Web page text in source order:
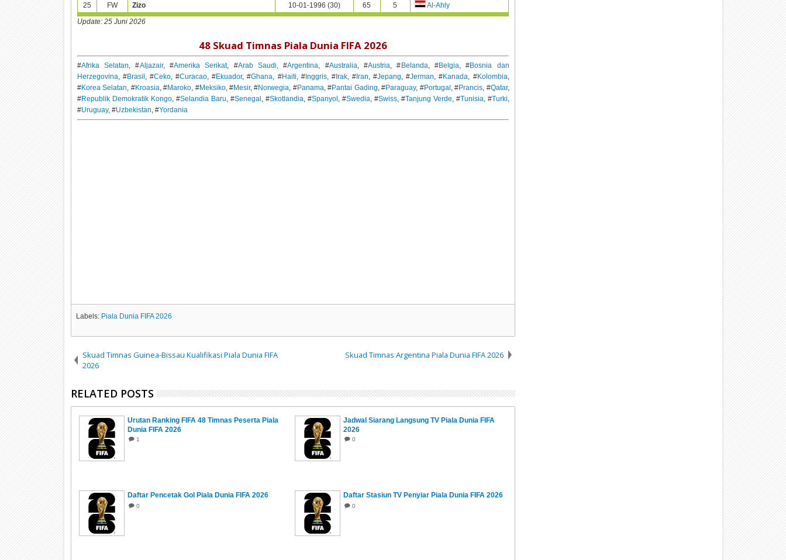
25
FW Zizo 10-01-1996 (30) 65 5
Al-Ahly
Update: 25 Juni 2026
48 Skuad Timnas Piala Dunia FIFA 2026
#Afrika Selatan , #Aljazair, #Amerika Serikat, #Arab Saudi , #Argentina , #Australia , #Austria , #Belanda , #Belgia , #Bosnia dan
Herzegovina , #Brasil , #Ceko , #Curacao , #Ekuador, #Ghana , #Haiti , #Inggris, #Irak, #Iran , #Jepang , #Jerman , #Kanada , #Kolombia
#Korea Selatan , #Kroasia , #Maroko , #Meksiko, #Mesir, #Norwegia , #Panama , #Pantai Gading , #Paraguay, #Portugal , #Prancis , #Qatar,
#Republik Demokratik Kongo, #Selandia Baru , #Senegal , #Skotlandia , #Spanyol , #Swedia , #Swiss, #Tanjung Verde , #Tunisia , #Turki
#Uruguay, #Uzbekistan , #Yordania
Labels: Piala Dunia FIFA 2026
Skuad Timnas Guinea-Bissau Kualifikasi Piala Dunia FIFA
2026
Skuad Timnas Argentina Piala Dunia FIFA 2026
RELATED POSTS
Urutan Ranking FIFA 48 Timnas Peserta Piala
Dunia FIFA 2026
1
Jadwal Siarang Langsung TV Piala Dunia FIFA
2026
0
Daftar Pencetak Gol Piala Dunia FIFA 2026
0
Daftar Stasiun TV Penyiar Piala Dunia FIFA 2026
0